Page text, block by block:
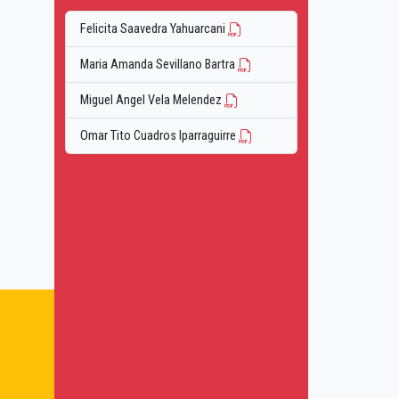
Felicita Saavedra Yahuarcani
Maria Amanda Sevillano Bartra
Miguel Angel Vela Melendez
Omar Tito Cuadros Iparraguirre